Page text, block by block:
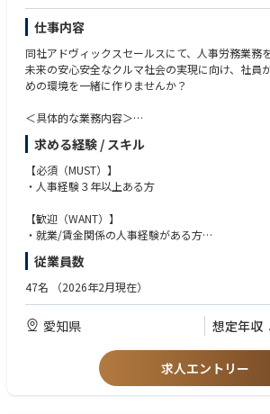
仕事内容
同社アドヴィックスセールスにて、人事労務業務
未来の安心安全なクルマ社会の実現に向け、社員
めの環境を一緒に作りませんか？
＜具体的な業務内容＞
・月次給与、社会保険業務の総括
・月次勤怠管理、ワークルールの新規提案・改定等
・その他人事領域における各種の活動推進 など
※ご経験やご希望に応じて、担当業務を決定させ
求める経験 / スキル
【必須（MUST）】
・人事経験３年以上ある方
【歓迎（WANT）】
・就業/賃金関係の人事経験がある方
・人事関連法令の基本的な知識がある方
・同規模のメーカーで人事経験がある方
・システムの理解やDXの活用に知見がある方
従業員数
47名 （2026年2月現在）
愛知県 想定年収
求人エントリー